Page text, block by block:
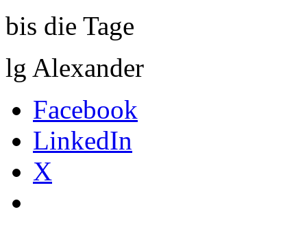
bis die Tage
lg Alexander
Facebook
LinkedIn
X